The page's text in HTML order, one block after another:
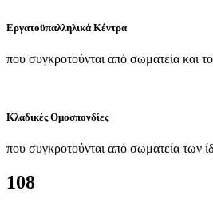
Εργατοϋπαλληλικά Κέντρα
που συγκροτούνται από σωματεία και
Κλαδικές Ομοσπονδίες
που συγκροτούνται από σωματεία των
108